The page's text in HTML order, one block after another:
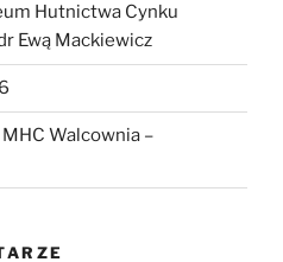
Hutnictwa Cynku
Ewą Mackiewicz
Walcownia –